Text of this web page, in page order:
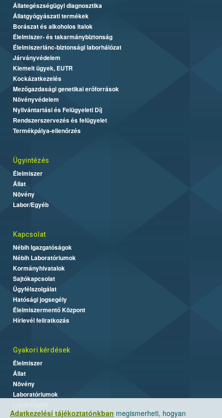
Adatkezelési tájékoztatónkban megismerheti, hogyan
Állategészségügyi diagnosztika
Állatgyógyászati termékek
Borászat és alkoholos italok
Élelmiszer- és takarmánybiztonság
Élelmiszerlánc-biztonsági laborhálózat
Járványvédelem
Kiemelt ügyek, EUTR
Kockázatkezelés
Mezőgazdasági genetikai erőforrások
Növényvédelem
Nyilvántartási és Felügyeleti Díj
Rendszerszervezés és felügyelet
Termékpálya-ellenőrzés
Ügyintézés
Élelmiszer
Állat
Növény
Labor/Egyéb
Kapcsolat
Nébih Igazgatóságok
Nébih Laboratóriumok
Kormányhivatalok
Sajtókapcsolat
Ügyfélszolgálat
Hatósági jogsegély
Élelmiszermentő Központ
Hírlevél feliratkozás
Gyakori kérdések
Élelmiszer
Állat
Növény
Laboratóriumok